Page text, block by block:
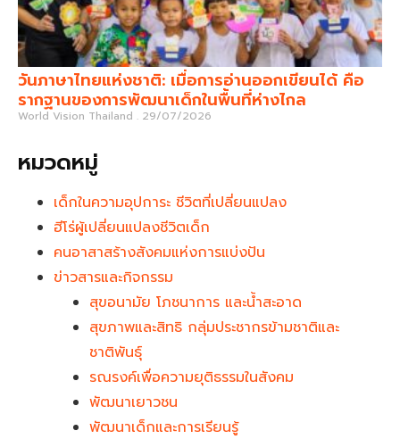
วันภาษาไทยแห่งชาติ: เมื่อการอ่านออกเขียนได้ คือ
รากฐานของการพัฒนาเด็กในพื้นที่ห่างไกล
World Vision Thailand 29/07/2026
หมวดหมู่
เด็กในความอุปการะ ชีวิตที่เปลี่ยนแปลง
ฮีโร่ผู้เปลี่ยนแปลงชีวิตเด็ก
คนอาสาสร้างสังคมแห่งการแบ่งปัน
ข่าวสารและกิจกรรม
สุขอนามัย โภชนาการ และน้ำสะอาด
สุขภาพและสิทธิ กลุ่มประชากรข้ามชาติและ
ชาติพันธุ์
รณรงค์เพื่อความยุติธรรมในสังคม
พัฒนาเยาวชน
พัฒนาเด็กและการเรียนรู้